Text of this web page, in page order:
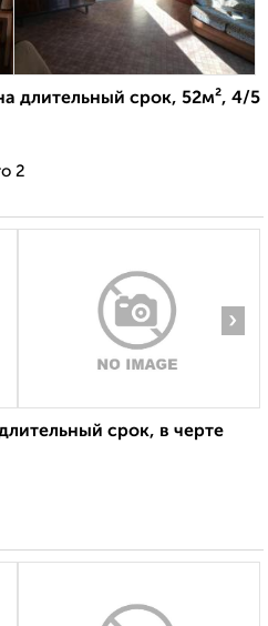
длительный срок, 52м², 4/5
2
›
срок, в черте